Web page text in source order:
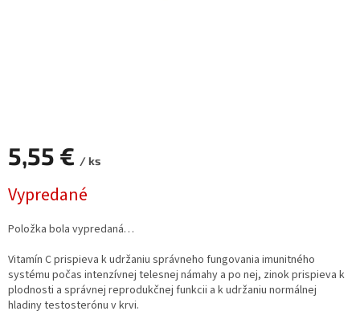
5,55 € / ks
cena:
Vypredané
Položka bola vypredaná…
Vitamín C prispieva k udržaniu správneho fungovania imunitného
systému počas intenzívnej telesnej námahy a po nej, zinok prispieva k
plodnosti a správnej reprodukčnej funkcii a k udržaniu normálnej
hladiny testosterónu v krvi.